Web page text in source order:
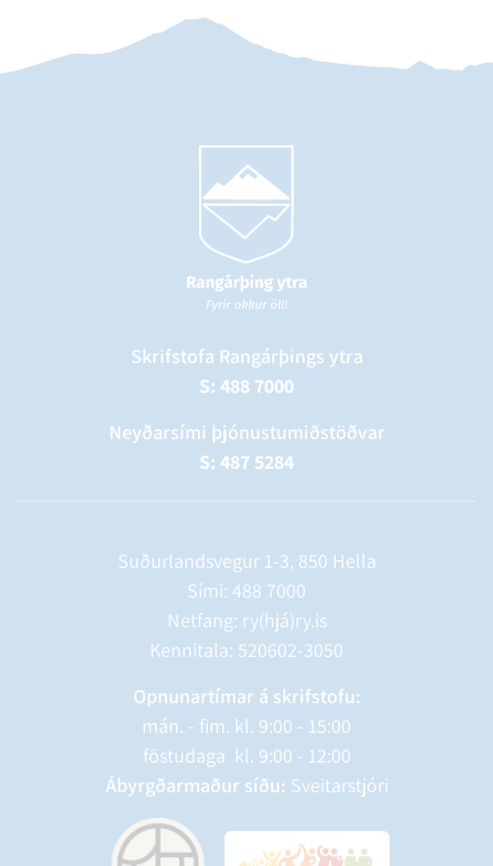
Skrifstofa Rangárþings ytra
S: 488 7000
Neyðarsími þjónustumiðstöðvar
S: 487 5284
Suðurlandsvegur 1-3, 850 Hella
Sími: 488 7000
Netfang: ry(hjá)ry.is
Kennitala: 520602-3050
Opnunartímar á skrifstofu:
mán. - fim. kl. 9:00 - 15:00
föstudaga kl. 9:00 - 12:00
Ábyrgðarmaður síðu: Sveitarstjóri